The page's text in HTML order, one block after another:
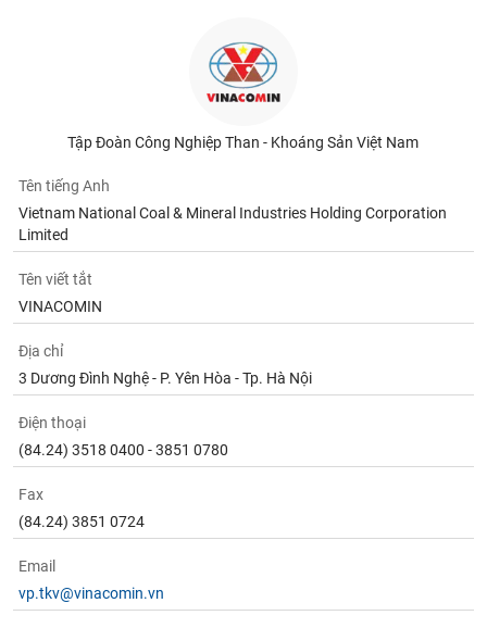
Tập Đoàn Công Nghiệp Than - Khoáng Sản Việt Nam
Tên tiếng Anh
Vietnam National Coal & Mineral Industries Holding Corporation
Limited
Tên viết tắt
VINACOMIN
Địa chỉ
3 Dương Đình Nghệ - P. Yên Hòa - Tp. Hà Nội
Điện thoại
(84.24) 3518 0400 - 3851 0780
Fax
(84.24) 3851 0724
Email
vp.tkv@vinacomin.vn